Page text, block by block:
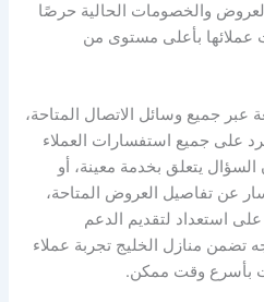
والخصومات الحالية حرصًا
عملائها بأعلى مستوى من
عبر جميع وسائل الاتصال المتاحة،
على جميع استفسارات العملاء
يتعلق بخدمة معينة، أو
تفاصيل العروض المتاحة،
استعداد لتقديم الدعم
تضمن منازل الخليج تجربة عملاء
بأسرع وقت ممكن.